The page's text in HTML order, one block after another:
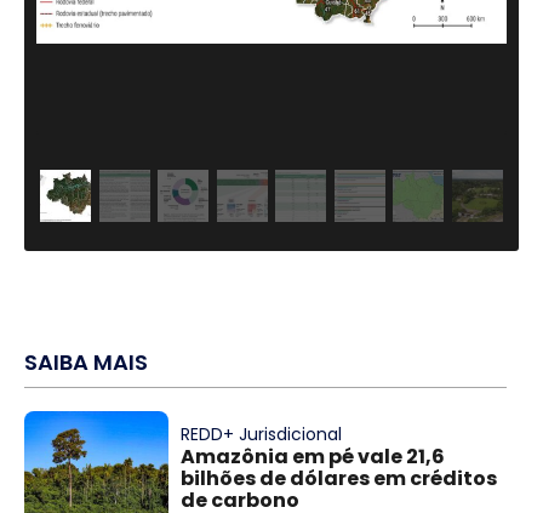
SAIBA MAIS
REDD+ Jurisdicional
Amazônia em pé vale 21,6
bilhões de dólares em créditos
de carbono